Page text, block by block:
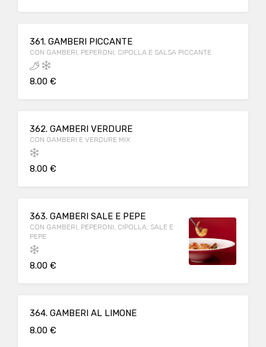
361. GAMBERI PICCANTE
CON GAMBERI, PEPERONI, CIPOLLA E SALSA PICCANTE
8.00 €
362. GAMBERI VERDURE
CON GAMBERI E VERDURE MIX
8.00 €
363. GAMBERI SALE E PEPE
CON GAMBERI, PEPERONI, CIPOLLA, SALE E
PEPE
8.00 €
364. GAMBERI AL LIMONE
8.00 €